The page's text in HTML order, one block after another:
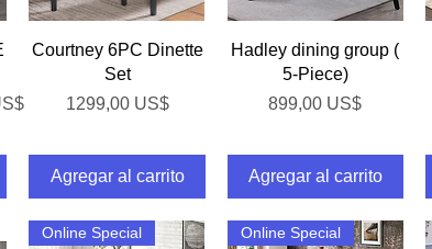
Vista rápida
Courtney 6PC Dinette
Set
Precio
1299,00 US$
Agregar al carrito
Vista rápida
Hadley dining group (
5-Piece)
Precio
899,00 US$
Agregar al carrito
Online Special Online Special